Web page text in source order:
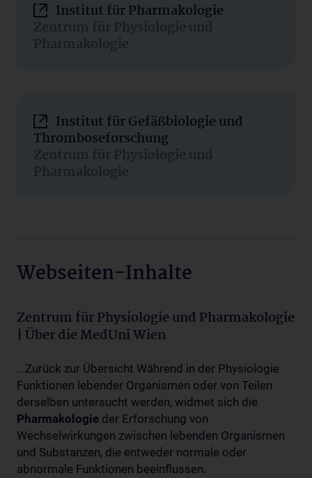
Institut für Pharmakologie
Zentrum für Physiologie und
Pharmakologie
Institut für Gefäßbiologie und
Thromboseforschung
Zentrum für Physiologie und
Pharmakologie
Webseiten-Inhalte
Zentrum für Physiologie und Pharmakologie
| Über die MedUni Wien
...Zurück zur Übersicht Während in der Physiologie
Funktionen lebender Organismen oder von Teilen
derselben untersucht werden, widmet sich die
Pharmakologie der Erforschung von
Wechselwirkungen zwischen lebenden Organismen
und Substanzen, die entweder normale oder
abnormale Funktionen beeinflussen.